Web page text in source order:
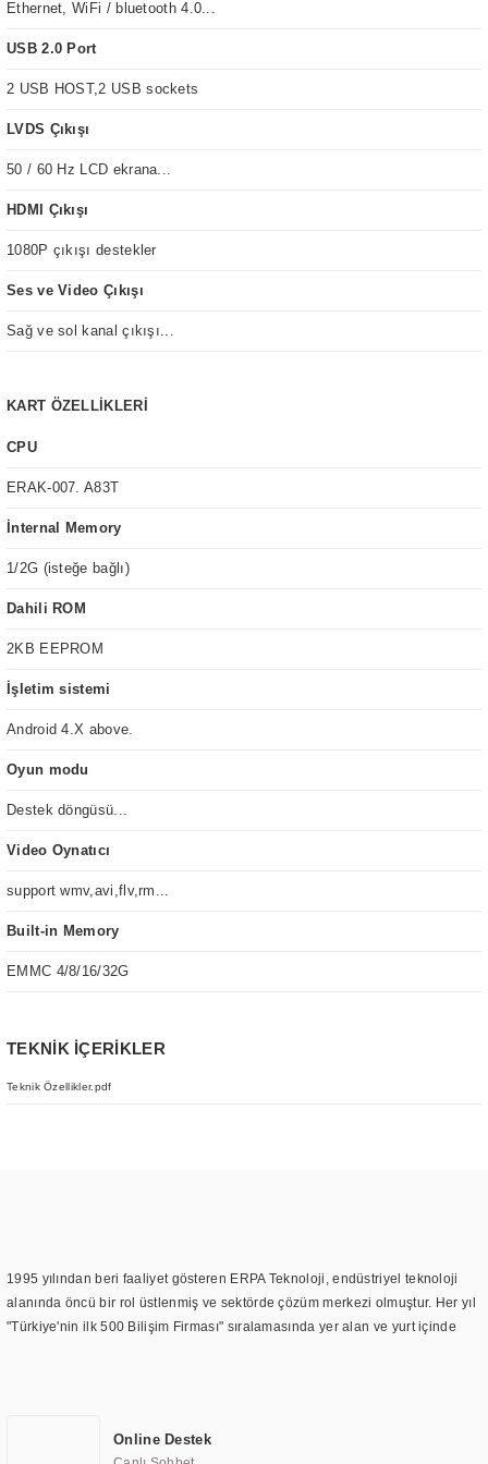
Ethernet, WiFi / bluetooth 4.0...
USB 2.0 Port
2 USB HOST,2 USB sockets
LVDS Çıkışı
50 / 60 Hz LCD ekrana...
HDMI Çıkışı
1080P çıkışı destekler
Ses ve Video Çıkışı
Sağ ve sol kanal çıkışı...
KART ÖZELLİKLERİ
CPU
ERAK-007. A83T
İnternal Memory
1/2G (isteğe bağlı)
Dahili ROM
2KB EEPROM
İşletim sistemi
Android 4.X above.
Oyun modu
Destek döngüsü...
Video Oynatıcı
support wmv,avi,flv,rm...
Built-in Memory
EMMC 4/8/16/32G
TEKNİK İÇERİKLER
Teknik Özellikler.pdf
1995 yılından beri faaliyet gösteren ERPA Teknoloji, endüstriyel teknoloji
alanında öncü bir rol üstlenmiş ve sektörde çözüm merkezi olmuştur. Her yıl
"Türkiye'nin ilk 500 Bilişim Firması" sıralamasında yer alan ve yurt içinde
TOCHI markası altında kendi ürettiği ürünlerde kullanmıştır. Günümüzde
Online Destek